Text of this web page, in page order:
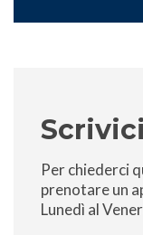
Per chiederci
prenotare un
Lunedì al